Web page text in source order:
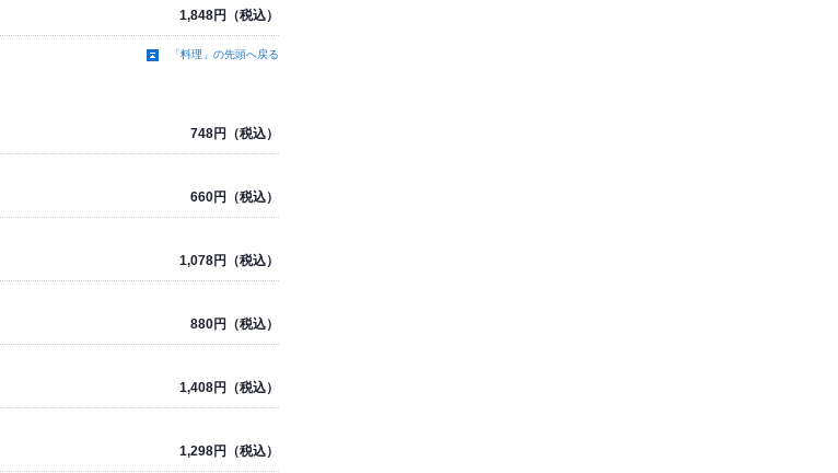
1,848円（税込）
「料理」の先頭へ戻る
748円（税込）
660円（税込）
1,078円（税込）
880円（税込）
1,408円（税込）
1,298円（税込）